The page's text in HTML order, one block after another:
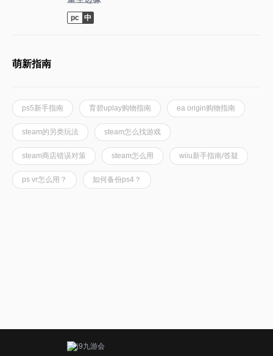
pc
萌新指南
ps5新手指南 育碧uplay购物指南 ea origin购物指南
steam的另类玩法 steam怎么找游戏
steam商店错误对策 steam怎么用 wiiu新手指南/答疑
ps vr怎么用？ 如何备份ps4？